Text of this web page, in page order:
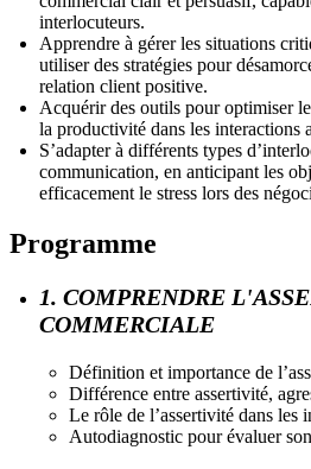
interlocuteurs.
Apprendre à gérer les situations
utiliser des stratégies pour
relation client positive.
Acquérir des outils pour optimiser
la productivité dans les interactions
S’adapter à différents types
communication, en anticipant les
efficacement le stress lors des
Programme
1. COMPRENDRE
COMMERCIALE
Définition et importance de
Différence entre assertivité,
Le rôle de l’assertivité dans les
Autodiagnostic pour évaluer